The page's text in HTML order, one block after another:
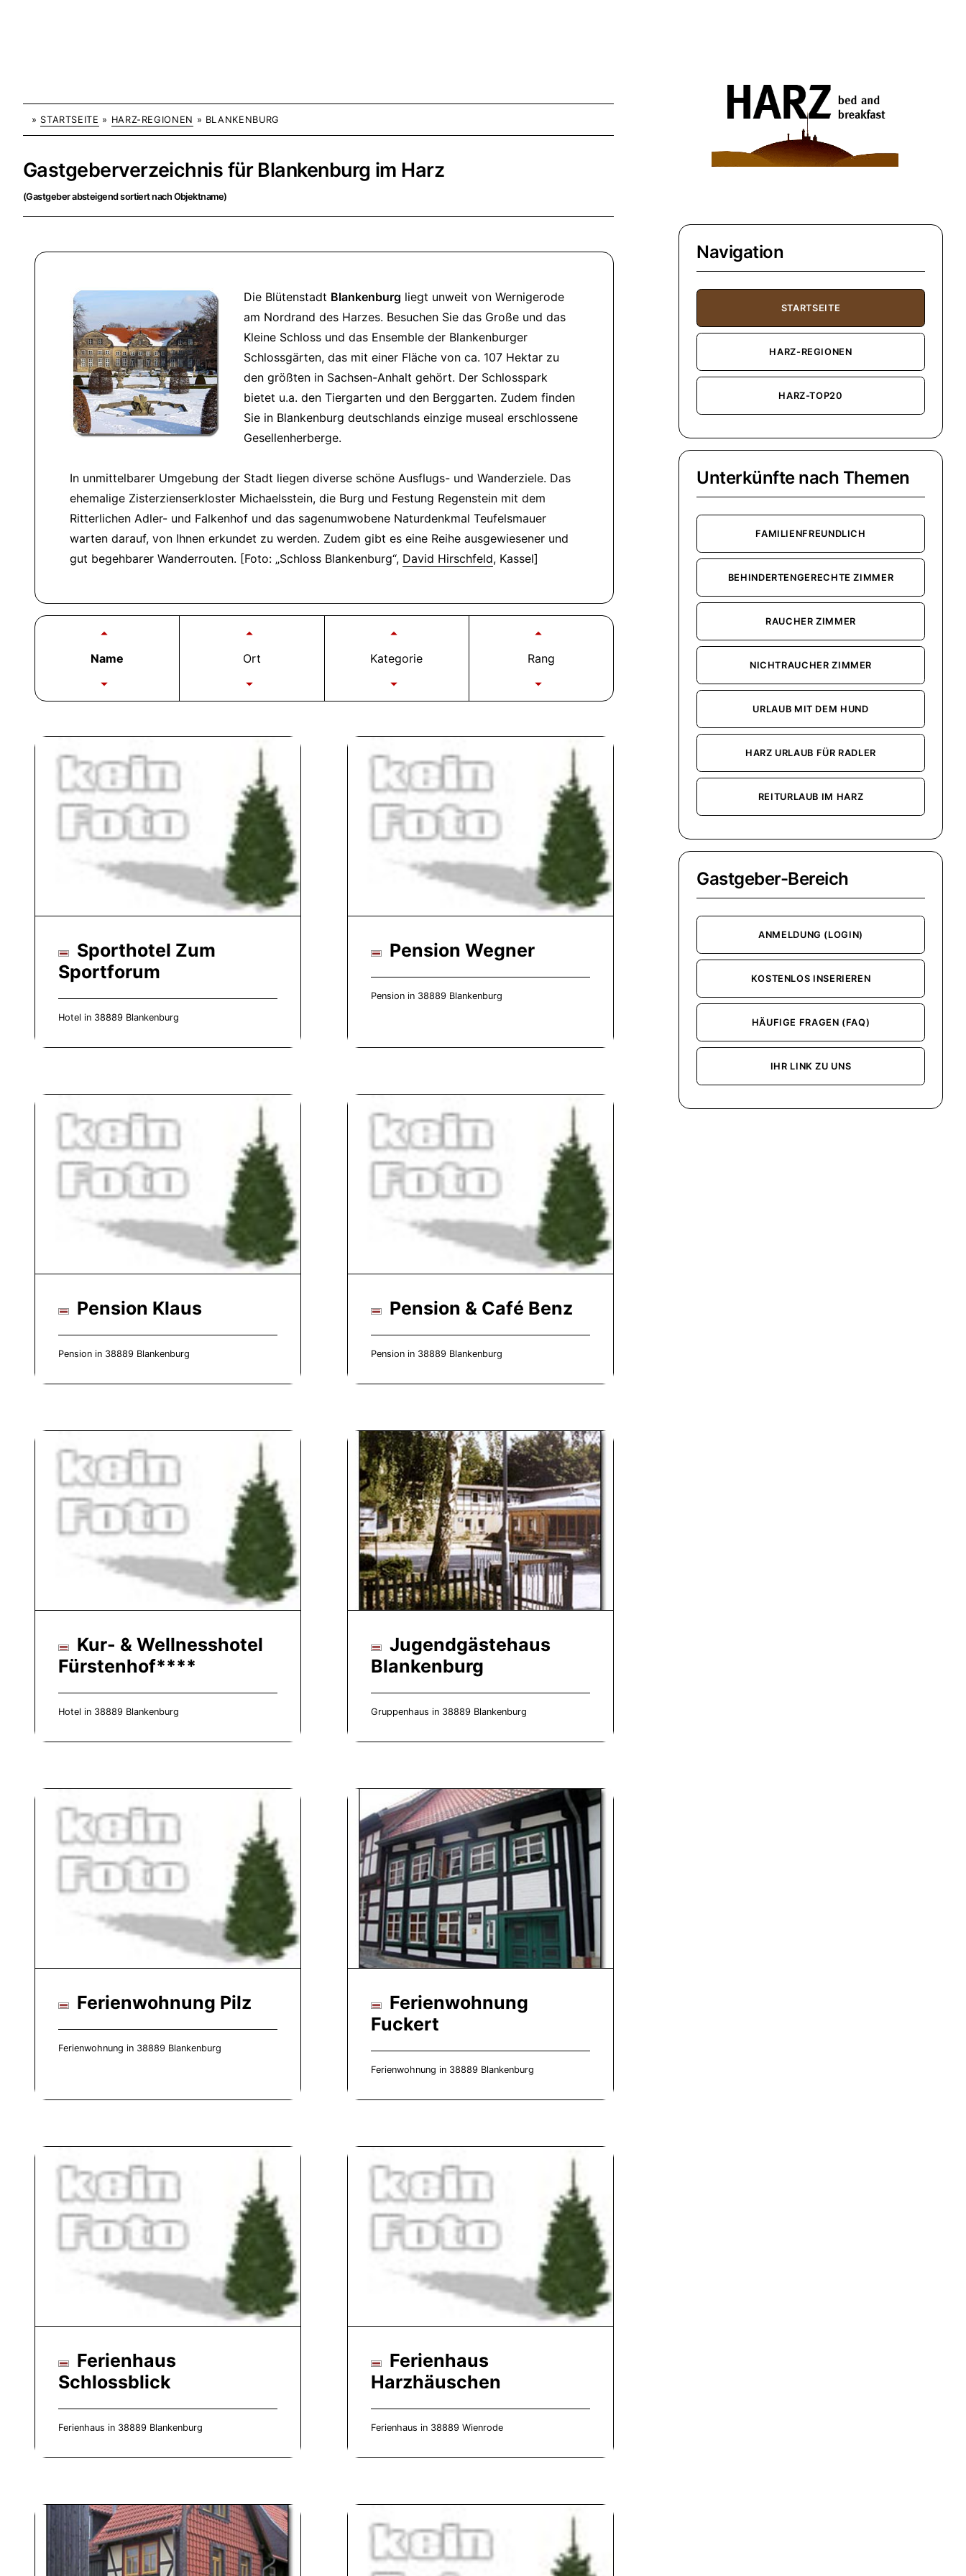
» STARTSEITE » HARZ-REGIONEN » BLANKENBURG
Gastgeberverzeichnis für Blankenburg im Harz
(Gastgeber absteigend sortiert nach Objektname)
Die Blütenstadt Blankenburg liegt unweit von Wernigerode
am Nordrand des Harzes. Besuchen Sie das Große und das
Kleine Schloss und das Ensemble der Blankenburger
Schlossgärten, das mit einer Fläche von ca. 107 Hektar zu
den größten in Sachsen-Anhalt gehört. Der Schlosspark
bietet u.a. den Tiergarten und den Berggarten. Zudem finden
Sie in Blankenburg deutschlands einzige museal erschlossene
Gesellenherberge.
In unmittelbarer Umgebung der Stadt liegen diverse schöne Ausflugs- und Wanderziele. Das
ehemalige Zisterzienserkloster Michaelsstein, die Burg und Festung Regenstein mit dem
Ritterlichen Adler- und Falkenhof und das sagenumwobene Naturdenkmal Teufelsmauer
warten darauf, von Ihnen erkundet zu werden. Zudem gibt es eine Reihe ausgewiesener und
gut begehbarer Wanderrouten. [Foto: Schloss Blankenburg , David Hirschfeld, Kassel]
Name Ort Kategorie Rang
Sporthotel Zum
Sportforum
Hotel in 38889 Blankenburg
Pension Wegner
Pension in 38889 Blankenburg
Pension Klaus
Pension in 38889 Blankenburg
Pension & Café Benz
Pension in 38889 Blankenburg
Kur- & Wellnesshotel
Fürstenhof****
Hotel in 38889 Blankenburg
Jugendgästehaus
Blankenburg
Gruppenhaus in 38889 Blankenburg
Ferienwohnung Pilz
Ferienwohnung in 38889 Blankenburg
Ferienwohnung
Fuckert
Ferienwohnung in 38889 Blankenburg
Ferienhaus
Schlossblick
Ferienhaus in 38889 Blankenburg
Ferienhaus
Harzhäuschen
Ferienhaus in 38889 Wienrode
Navigation
STARTSEITE
HARZ-REGIONEN
HARZ-TOP20
Unterkünfte nach Themen
FAMILIENFREUNDLICH
BEHINDERTENGERECHTE ZIMMER
RAUCHER ZIMMER
NICHTRAUCHER ZIMMER
URLAUB MIT DEM HUND
HARZ URLAUB FÜR RADLER
REITURLAUB IM HARZ
Gastgeber-Bereich
ANMELDUNG (LOGIN)
KOSTENLOS INSERIEREN
HÄUFIGE FRAGEN (FAQ)
IHR LINK ZU UNS